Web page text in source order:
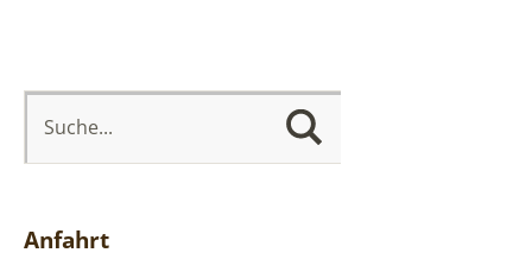
Anfahrt